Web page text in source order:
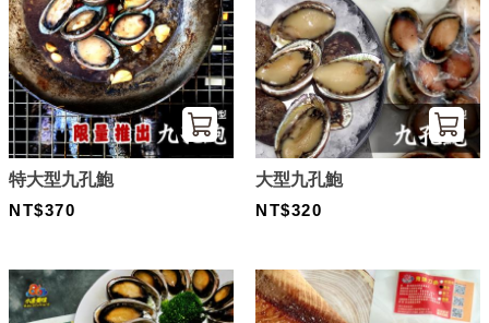
特大型九孔鮑
NT$370
大型九孔鮑
NT$320